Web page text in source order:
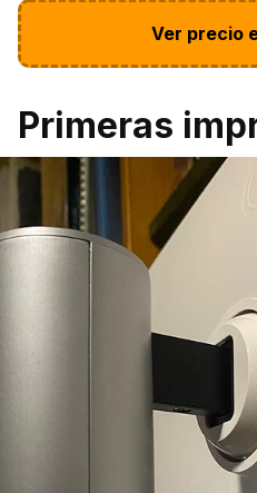
Ver precio
Primeras